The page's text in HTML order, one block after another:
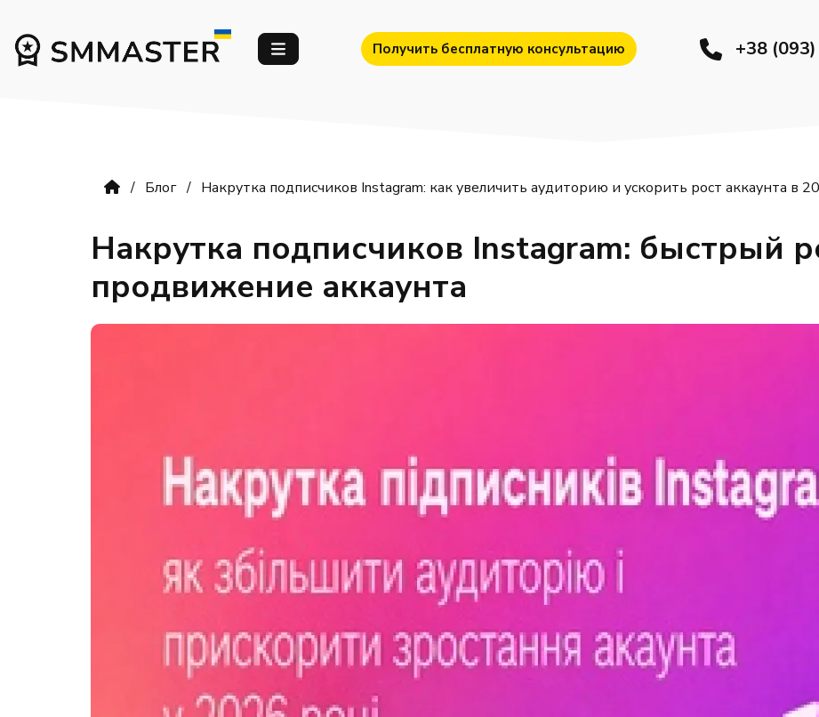
Получить бесплатную консультацию +38
Блог Накрутка подписчиков Instagram: как увеличить аудиторию и ускорить рост аккаунта в
Накрутка подписчиков Instagram: быстрый
продвижение аккаунта